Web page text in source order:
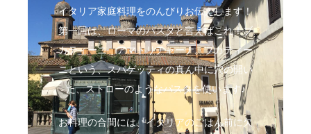
イタリア家庭料理をのんびりお伝えします！
第一回は、ローマのパスタと言えばこれ！ブ
カティーニ アマトリチャーナ。ブカティー
ニという、スパゲッティの真ん中に穴の開い
た、ストローのようなパスタを使います♪
お料理の合間には、イタリアのごはん前に欠